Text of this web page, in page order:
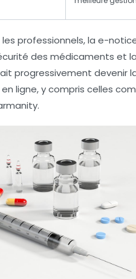
professionnels, la e-
des médicaments et
progressivement devenir
ligne, y compris celles